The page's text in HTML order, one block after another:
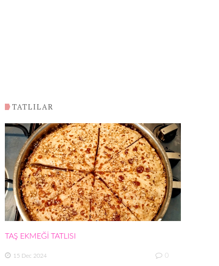
TATLILAR
TAŞ EKMEĞİ TATLISI
15 Dec 2024 0